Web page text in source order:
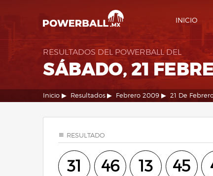
INICIO
RESULTADOS DEL POWERBALL DEL
SÁBADO, 21
Inicio Resultados Febrero 2009 21 De
RESULTADO
31 46 13 45